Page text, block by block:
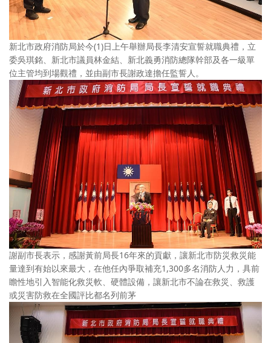
新北市政府消防局於今(1)日上午舉辦局長李清安宣誓就職典禮，立
委吳琪銘、新北市議員林金結、新北義勇消防總隊幹部及各一級單
位主管均到場觀禮，並由副市長謝政達擔任監誓人。
謝副市長表示，感謝黃前局長16年來的貢獻，讓新北市防災救災能
量達到有始以來最大，在他任內爭取補充1,300多名消防人力，具前
瞻性地引入智能化救災軟、硬體設備，讓新北市不論在救災、救護
或災害防救在全國評比都名列前茅